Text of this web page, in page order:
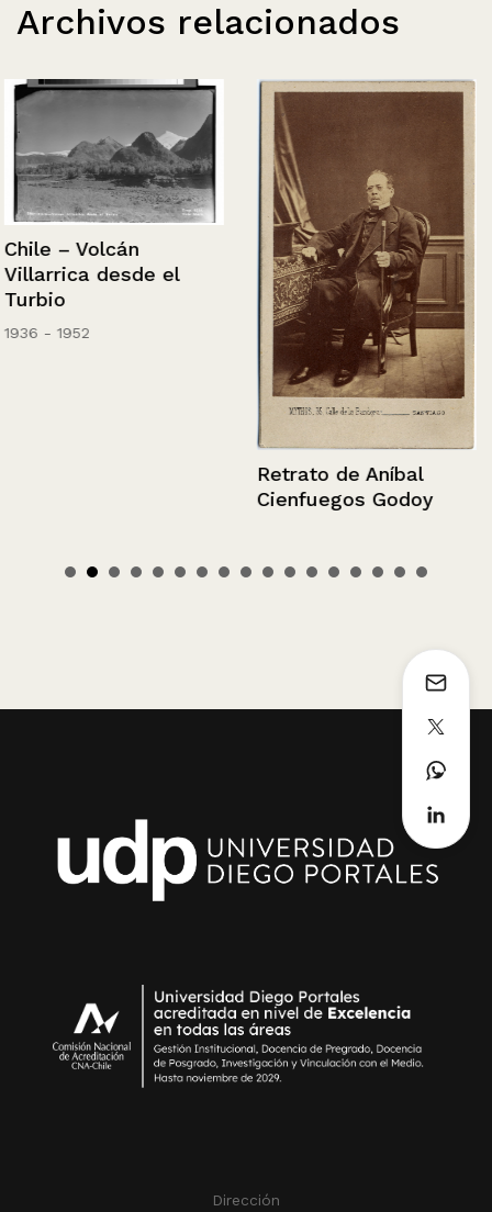
Archivos relacionados
Chile – Volcán
Villarrica desde el
Turbio
1936 - 1952
Retrato de Aníbal
Cienfuegos Godoy
Dirección